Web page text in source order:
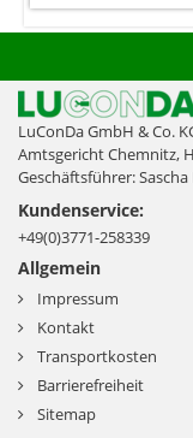
LuConDa GmbH & Co.
Amtsgericht Chemnitz,
Geschäftsführer:
Kundenservice:
+49(0)3771-258339
Allgemein
Impressum
Kontakt
Transportkosten
Barrierefreiheit
Sitemap